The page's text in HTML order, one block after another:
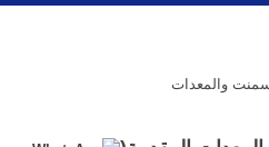
والمعدات